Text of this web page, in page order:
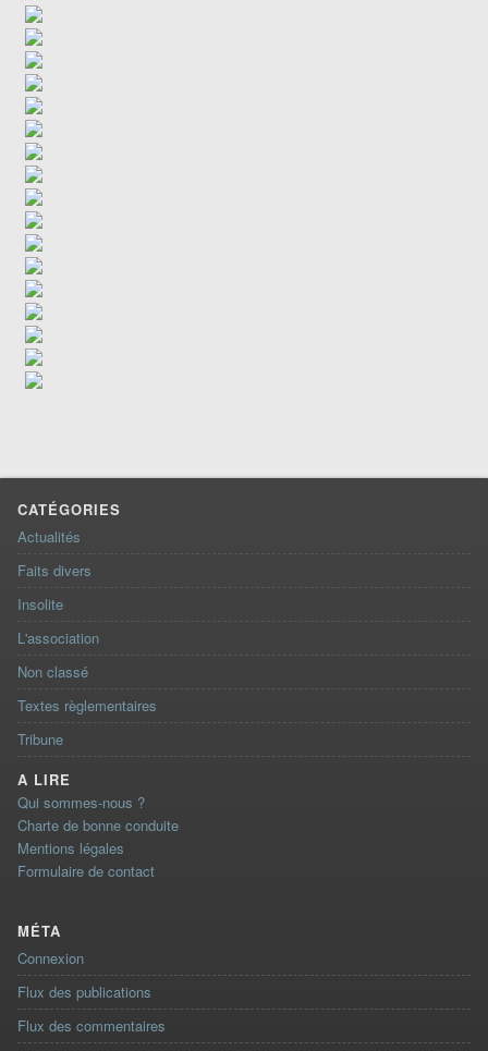
CATÉGORIES
Actualités
Faits divers
Insolite
L'association
Non classé
Textes règlementaires
Tribune
A LIRE
Qui sommes-nous ?
Charte de bonne conduite
Mentions légales
Formulaire de contact
MÉTA
Connexion
Flux des publications
Flux des commentaires